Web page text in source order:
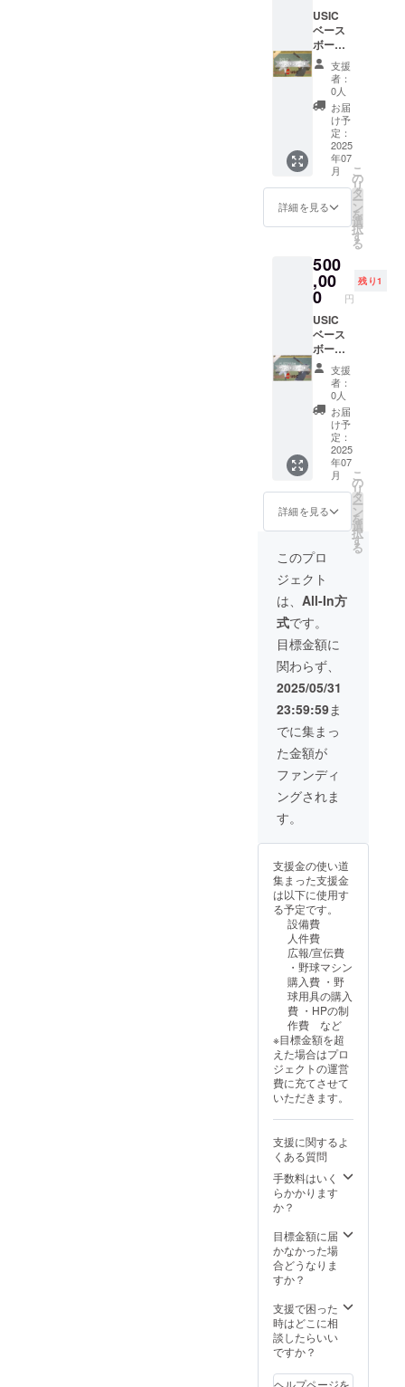
ノと異
なる場
合があ
りま
す。
要"と記
入）
②Twitte
r or
Instagr
am の
ID（紹
介を希
望され
ない場
合は”明
記不
要"と記
入） を
画像は
イメー
ジで
す。実
際に寄
贈いた
だくモ
ノと異
なる場
合があ
りま
す。
・指導
中に
「いま
○○さん
のおか
げで鍛
えられ
てるよ
～」と
か言い
ます◯
備考欄
に ①希
望掲示
名（掲
示を希
ない場
合は”明
記不
要"と記
入）
②Twitte
r or
Instagr
am の
ID（紹
介を希
望され
ない場
合は”明
記不
要"と記
入） を
ご記入
くださ
い。 ※
画像は
イメー
ジで
す。実
際に寄
贈いた
だくモ
ノと異
なる場
合があ
りま
す。
ン： ◇
バッ
ティン
グマシ
ンに社
名刻印
◇リ
ニュー
アル予
定のHP
に社名
掲載
◇Insta
gramメ
ンショ
ン＆タ
（契約
期間中 /
全投
稿） ◇
スポン
サーロ
ゴ入り
USIC
ウェア
を作成
し選手
が着用
※記載す
るロゴ
や社名
等、ス
ポン
サーに
関する
詳細
を、プ
ロジェ
クト終
了後に
個別ご
連絡さ
せてい
ただき
ます。
USIC
ベース
ボール
アカデ
ミー 年
間スポ
ンサー
権(ゴー
ルド) 期
間：
2025年
7月1日
～2026
年6月30
日の期
間の年
ンサー
権で
す。 リ
ター
ン： ◇
バッ
ティン
グマシ
ンに社
名刻印
◇リ
ニュー
アル予
定のHP
に社名
掲載
【バ
ナー掲
載】
◇Insta
gramメ
ンショ
ン＆タ
グ投稿
（契約
期間中 /
全投
稿） ◇
スポン
サーロ
ゴ入り
USIC
ウェア
を作成
し選手
が着用
◇案件
PR（年
塾の年
券(1名)
※記載す
るロゴ
や社名
等、ス
ポン
サーに
関する
詳細
を、プ
ロジェ
クト終
了後に
個別ご
連絡さ
せてい
ただき
ます。
支援
者：
0人
お届
け予
定：
2025
年07
月
詳細を見る
こ
の
リ
タ
ー
ン
を
選
択
す
る
500
,00
0 円
残り1
USIC
ベース
ボール
アカデ
ミー 年
間スポ
ンサー
権(プラ
チナ) 期
間：
2025年
7月1日
～2026
年6月30
日の期
間の年
間スポ
ンサー
権で
す。 リ
ター
ン： ◇
バッ
ティン
グマシ
ンに社
名刻印
◇リ
ニュー
アル予
定のHP
に社名
掲載
【大バ
◇Insta
ンショ
ン＆タ
グ投稿
（契約
期間中 /
全投
稿） ◇
スポン
サーロ
ゴ入り
USIC
ウェア
を作成
し選手
が着用
◇案件
PR（年
1回）
塾の年
間参加
券(1名)
◇企業
様プレ
の野球
大会を
企画実
施(1回)
様が主
催する
企画に
USIC選
者が参
支援
者：
0人
お届
け予
定：
2025
年07
月
詳細を見る
こ
の
リ
タ
ー
ン
を
選
択
す
る
このプロ
ジェクト
は、 All-In方
式です。
目標金額に
関わらず、
2025/05/31
23:59:59ま
でに集まっ
た金額が
ファンディ
ングされま
す。
支援金の使い道
集まった支援金
は以下に使用す
る予定です。
設備費
人件費
広報/宣伝費
・野球マシン
購入費 ・野
球用具の購入
費 ・HPの制
作費 など
※目標金額を超
えた場合はプロ
ジェクトの運営
費に充てさせて
いただきます。
支援に関するよ
くある質問
手数料はいく
らかかります
か？
目標金額に届
かなかった場
合どうなりま
すか？
支援で困った
時はどこに相
談したらいい
ですか？
ヘルプページを